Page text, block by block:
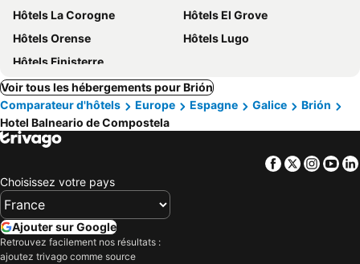
Hôtels La Corogne
Hôtels El Grove
Hôtels Orense
Hôtels Lugo
Hôtels Finisterre
Voir tous les hébergements pour Brión
Comparateur d'hôtels
Europe Espagne Galice
Brión
Hotel Balneario de Compostela
Facebook
Twitter
Choisissez votre pays
Ajouter sur Google
Retrouvez facilement nos résultats :
ajoutez trivago comme source